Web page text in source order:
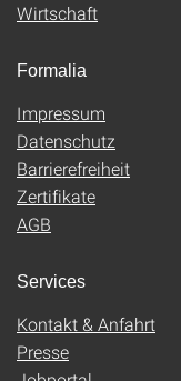
Wirtschaft
Formalia
Impressum
Datenschutz
Barrierefreiheit
Zertifikate
AGB
Services
Kontakt & Anfahrt
Presse